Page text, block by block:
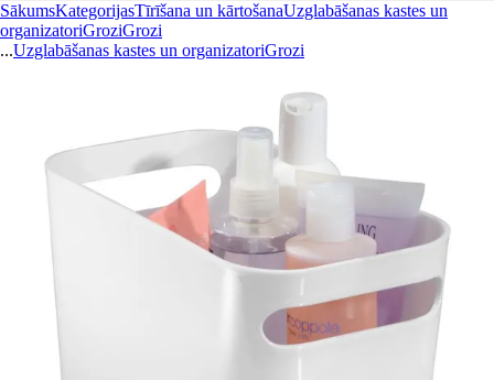
SākumsKategorijasTīrīšana un kārtošanaUzglabāšanas kastes un
organizatoriGroziGrozi
...Uzglabāšanas kastes un organizatoriGrozi